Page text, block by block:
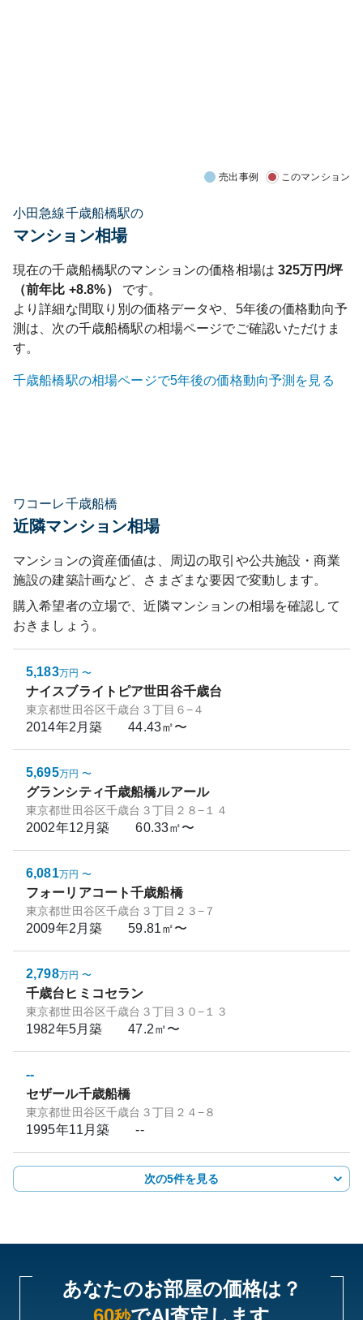
売出事例 このマンション
小田急線千歳船橋駅の
マンション相場
現在の千歳船橋駅のマンションの価格相場は 325万円/坪
（前年比 +8.8%）
です。
より詳細な間取り別の価格データや、5年後の価格動向予
測は、次の千歳船橋駅の相場ページでご確認いただけま
す。
千歳船橋駅の相場ページで5年後の価格動向予測を見る
ワコーレ千歳船橋
近隣マンション相場
マンションの資産価値は、周辺の取引や公共施設・商業
施設の建築計画など、さまざまな要因で変動します。
購入希望者の立場で、近隣マンションの相場を確認して
おきましょう。
5,183万円 〜
ナイスブライトピア世田谷千歳台
東京都世田谷区千歳台３丁目６−４
2014年2月築 44.43㎡〜
5,695万円 〜
グランシティ千歳船橋ルアール
東京都世田谷区千歳台３丁目２８−１４
2002年12月築 60.33㎡〜
6,081万円 〜
フォーリアコート千歳船橋
東京都世田谷区千歳台３丁目２３−７
2009年2月築 59.81㎡〜
2,798万円 〜
千歳台ヒミコセラン
東京都世田谷区千歳台３丁目３０−１３
1982年5月築 47.2㎡〜
--
セザール千歳船橋
東京都世田谷区千歳台３丁目２４−８
1995年11月築 --
次の5件を見る
あなたのお部屋の価格は？
60
でAI査定します